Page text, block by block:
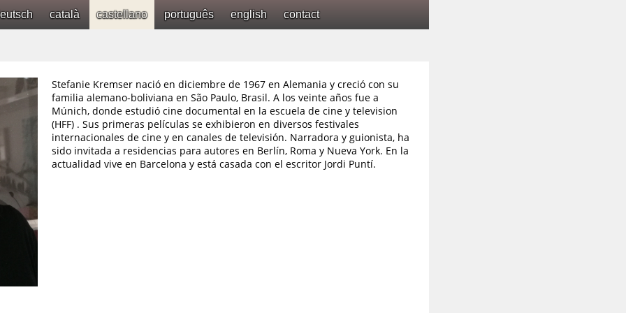
català castellano português english contact
Stefanie Kremser nació en diciembre de 1967 en Alemania y creció con su
familia alemano-boliviana en São Paulo, Brasil. A los veinte años fue a
Múnich, donde estudió cine documental en la escuela de cine y television
(HFF) . Sus primeras películas se exhibieron en diversos festivales
internacionales de cine y en canales de televisión. Narradora y guionista, ha
sido invitada a residencias para autores en Berlín, Roma y Nueva York. En la
actualidad vive en Barcelona y está casada con el escritor Jordi Puntí.